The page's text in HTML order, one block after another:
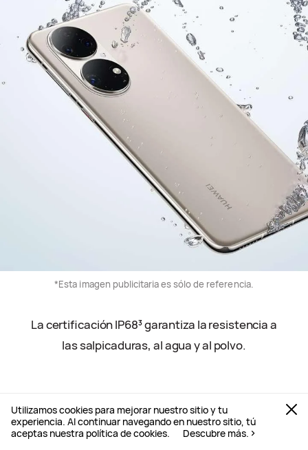
Utilizamos cookies para mejorar nuestro sitio y tu
experiencia. Al continuar navegando en nuestro sitio, tú
aceptas nuestra política de cookies.
Descubre más.
*Esta imagen publicitaria es sólo de referencia.
La certificación IP683garantiza la resistencia a
las salpicaduras, al agua y al polvo.